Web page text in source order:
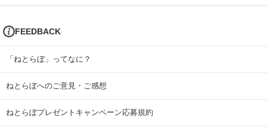
FEEDBACK
「ねとらぼ」ってなに？
ねとらぼへのご意見・ご感想
ねとらぼプレゼントキャンペーン応募規約